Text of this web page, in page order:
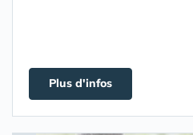
Plus d'infos